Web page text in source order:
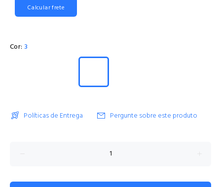
Calcular frete
Cor:3
Políticas de Entrega Pergunte sobre este produto